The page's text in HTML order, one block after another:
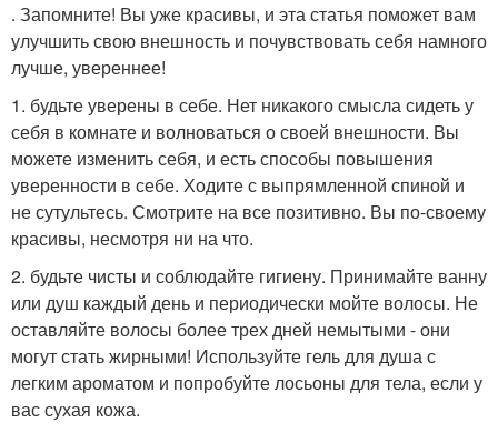
. Запомните! Вы уже красивы, и эта статья поможет вам
улучшить свою внешность и почувствовать себя намного
лучше, увереннее!
1. будьте уверены в себе. Нет никакого смысла сидеть у
себя в комнате и волноваться о своей внешности. Вы
можете изменить себя, и есть способы повышения
уверенности в себе. Ходите с выпрямленной спиной и
не сутультесь. Смотрите на все позитивно. Вы по-своему
красивы, несмотря ни на что.
2. будьте чисты и соблюдайте гигиену. Принимайте ванну
или душ каждый день и периодически мойте волосы. Не
оставляйте волосы более трех дней немытыми - они
могут стать жирными! Используйте гель для душа с
легким ароматом и попробуйте лосьоны для тела, если у
вас сухая кожа.